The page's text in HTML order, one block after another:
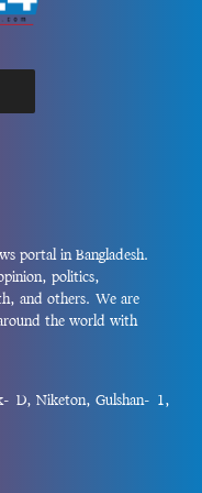
portal in Bangladesh.
politics,
and others. We are
the world with
D, Niketon, Gulshan-1,